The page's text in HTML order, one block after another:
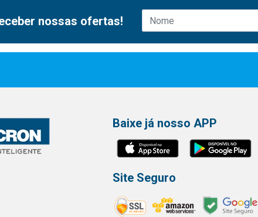
nossas ofertas!
Baixe já nosso APP
Site Seguro